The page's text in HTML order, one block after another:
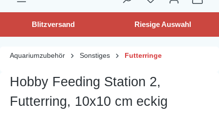
Blitzversand Riesige Auswahl
Aquariumzubehör Sonstiges Futterringe
Hobby Feeding Station 2,
Futterring, 10x10 cm eckig